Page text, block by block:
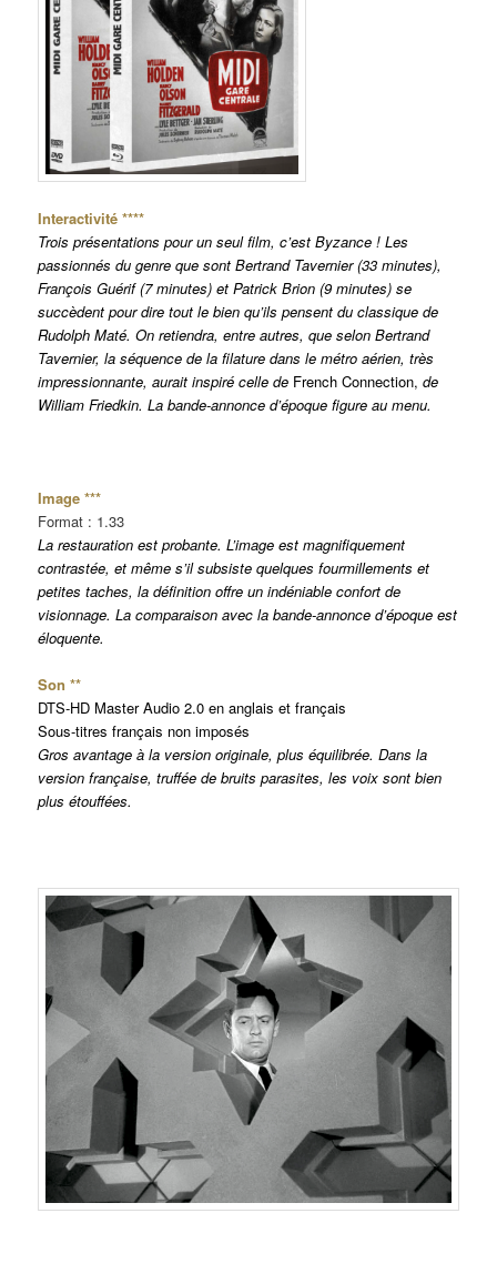
Interactivité ****
Trois présentations pour un seul film, c’est Byzance ! Les
passionnés du genre que sont Bertrand Tavernier (33 minutes),
François Guérif (7 minutes) et Patrick Brion (9 minutes) se
succèdent pour dire tout le bien qu’ils pensent du classique de
Rudolph Maté. On retiendra, entre autres, que selon Bertrand
Tavernier, la séquence de la filature dans le métro aérien, très
impressionnante, aurait inspiré celle de French Connection, de
William Friedkin. La bande-annonce d’époque figure au menu.
Image ***
Format : 1.33
La restauration est probante. L’image est magnifiquement
contrastée, et même s’il subsiste quelques fourmillements et
petites taches, la définition offre un indéniable confort de
visionnage. La comparaison avec la bande-annonce d’époque est
éloquente.
Son **
DTS-HD Master Audio 2.0 en anglais et français
Sous-titres français non imposés
Gros avantage à la version originale, plus équilibrée. Dans la
version française, truffée de bruits parasites, les voix sont bien
plus étouffées.